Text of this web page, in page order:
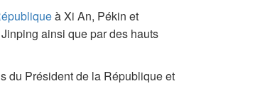
à Xi An, Pékin et
ainsi que par des hauts
du Président de la République et